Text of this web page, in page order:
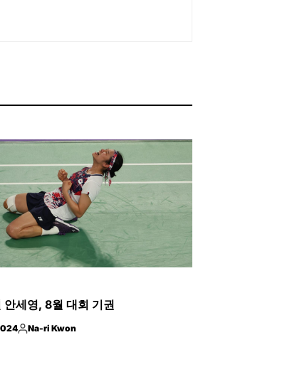
안세영, 8월 대회 기권
Posted
Na-ri Kwon